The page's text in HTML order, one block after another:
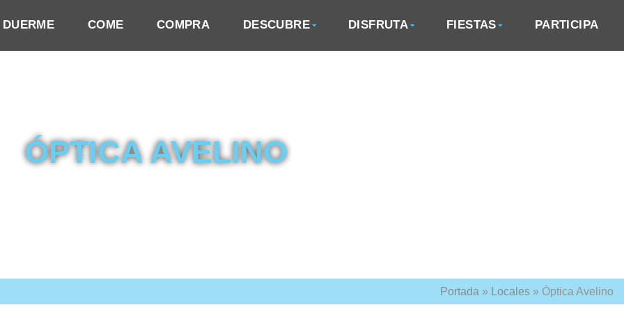
DUERME COME COMPRA DESCUBRE DISFRUTA FIESTAS PARTICIPA
ÓPTICA AVELINO
Portada » Locales » Óptica Avelino